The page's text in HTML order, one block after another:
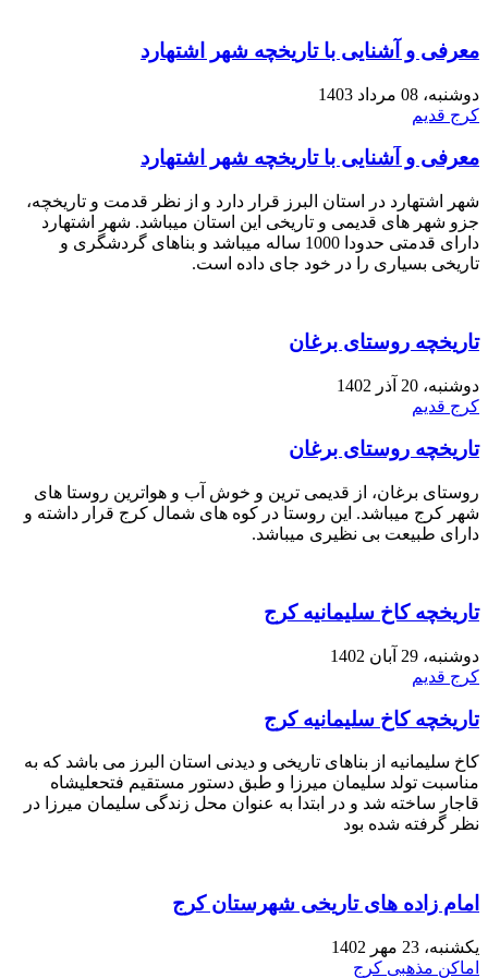
معرفی و آشنایی با تاریخچه شهر اشتهارد
دوشنبه، 08 مرداد 1403
کرج قدیم
معرفی و آشنایی با تاریخچه شهر اشتهارد
شهر اشتهارد در استان البرز قرار دارد و از نظر قدمت و تاریخچه،
جزو شهر های قدیمی و تاریخی این استان میباشد. شهر اشتهارد
دارای قدمتی حدودا 1000 ساله میباشد و بناهای گردشگری و
تاریخی بسیاری را در خود جای داده است.
تاریخچه روستای برغان
دوشنبه، 20 آذر 1402
کرج قدیم
تاریخچه روستای برغان
روستای برغان، از قدیمی ترین و خوش آب و هواترین روستا های
شهر کرج میباشد. این روستا در کوه های شمال کرج قرار داشته و
دارای طبیعت بی نظیری میباشد.
تاریخچه کاخ سلیمانیه کرج
دوشنبه، 29 آبان 1402
کرج قدیم
تاریخچه کاخ سلیمانیه کرج
کاخ سلیمانیه از بناهای تاریخی و دیدنی استان البرز می باشد که به
مناسبت تولد سلیمان میرزا و طبق دستور مستقیم فتحعلیشاه
قاجار ساخته شد و در ابتدا به عنوان محل زندگی سلیمان میرزا در
نظر گرفته شده بود
امام زاده های تاریخی شهرستان کرج
یکشنبه، 23 مهر 1402
اماکن مذهبی کرج